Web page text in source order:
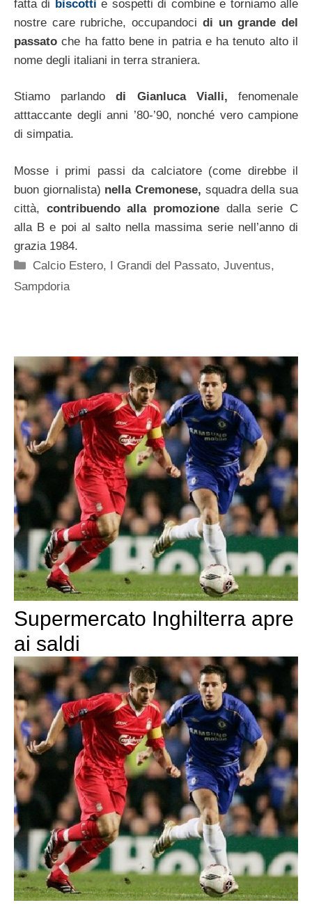
fatta di biscotti e sospetti di combine e torniamo alle
nostre care rubriche, occupandoci di un grande del
passato che ha fatto bene in patria e ha tenuto alto il
nome degli italiani in terra straniera.
Stiamo parlandodi Gianluca Vialli, fenomenale
atttaccante degli anni ’80-’90, nonché vero campione
di simpatia.
Mosse i primi passi da calciatore (come direbbe il
buon giornalista) nella Cremonese, squadra della sua
città, contribuendo alla promozione dalla serie C
alla B e poi al salto nella massima serie nell’anno di
grazia 1984.
Categorie
Calcio Estero, I Grandi del Passato,Juventus,
Sampdoria
Supermercato Inghilterra apre
ai saldi